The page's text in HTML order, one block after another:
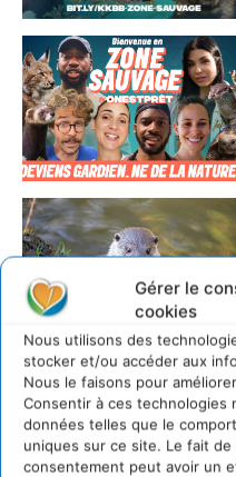
Gérer le
cookies
Nous utilisons des
stocker et/ou accéder aux
Nous le faisons pour
Consentir à ces technologies
données telles que le
uniques sur ce site. Le fait
consentement peut avoir un